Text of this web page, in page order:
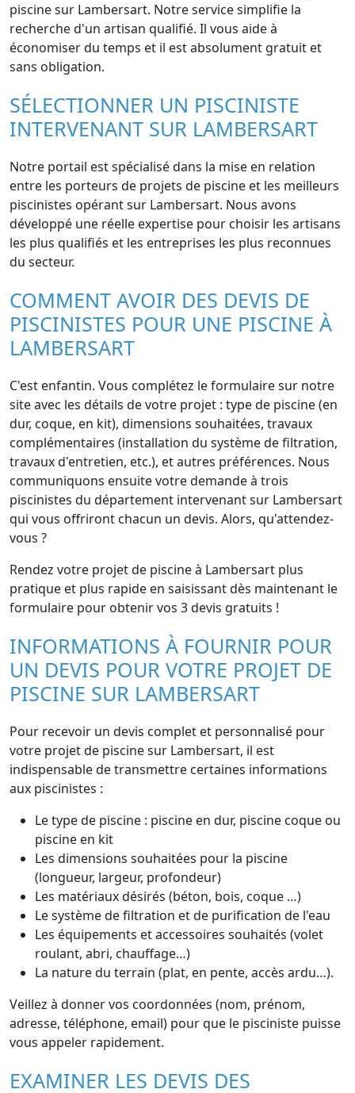
piscine sur Lambersart. Notre service simplifie la
recherche d'un artisan qualifié. Il vous aide à
économiser du temps et il est absolument gratuit et
sans obligation.
SÉLECTIONNER UN PISCINISTE
INTERVENANT SUR LAMBERSART
Notre portail est spécialisé dans la mise en relation
entre les porteurs de projets de piscine et les meilleurs
piscinistes opérant sur Lambersart. Nous avons
développé une réelle expertise pour choisir les artisans
les plus qualifiés et les entreprises les plus reconnues
du secteur.
COMMENT AVOIR DES DEVIS DE
PISCINISTES POUR UNE PISCINE À
LAMBERSART
C'est enfantin. Vous complétez le formulaire sur notre
site avec les détails de votre projet : type de piscine (en
dur, coque, en kit), dimensions souhaitées, travaux
complémentaires (installation du système de filtration,
travaux d'entretien, etc.), et autres préférences. Nous
communiquons ensuite votre demande à trois
piscinistes du département intervenant sur Lambersart
qui vous offriront chacun un devis. Alors, qu'attendez-
vous ?
Rendez votre projet de piscine à Lambersart plus
pratique et plus rapide en saisissant dès maintenant le
formulaire pour obtenir vos 3 devis gratuits !
INFORMATIONS À FOURNIR POUR
UN DEVIS POUR VOTRE PROJET DE
PISCINE SUR LAMBERSART
Pour recevoir un devis complet et personnalisé pour
votre projet de piscine sur Lambersart, il est
indispensable de transmettre certaines informations
aux piscinistes :
Le type de piscine : piscine en dur, piscine coque ou
piscine en kit
Les dimensions souhaitées pour la piscine
(longueur, largeur, profondeur)
Les matériaux désirés (béton, bois, coque …)
Le système de filtration et de purification de l'eau
Les équipements et accessoires souhaités (volet
roulant, abri, chauffage…)
La nature du terrain (plat, en pente, accès ardu…).
Veillez à donner vos coordonnées (nom, prénom,
adresse, téléphone, email) pour que le pisciniste puisse
vous appeler rapidement.
EXAMINER LES DEVIS DES